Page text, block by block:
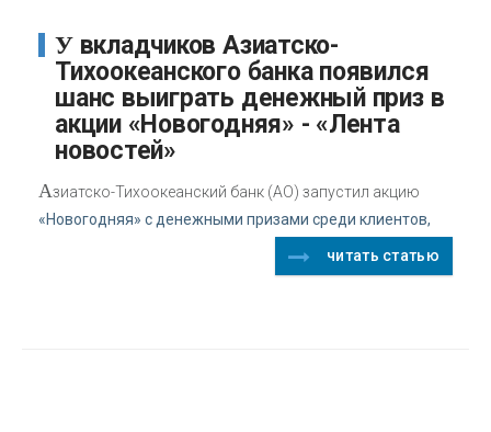
У вкладчиков Азиатско-
Тихоокеанского банка появился
шанс выиграть денежный приз в
акции «Новогодняя» - «Лента
новостей»
Азиатско-Тихоокеанский банк (АО) запустил акцию
«Новогодняя» с денежными призами среди клиентов,
читать статью